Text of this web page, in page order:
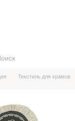
Текстиль для храмов